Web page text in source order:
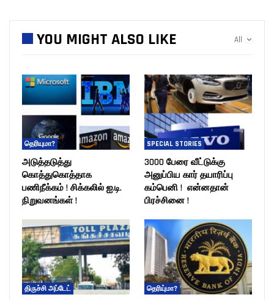
All
YOU MIGHT ALSO LIKE
தெரியுமா?
அடுத்தடுத்து
கொத்துகொத்தாக
பணிநீக்கம் ! சிக்கலில் ஐ.டி.
நிறுவனங்கள் !
SPECIAL STORIES
3000 பேரை வீட்டுக்கு
அனுப்பிய கார் தயாரிப்பு
கம்பெனி ! என்னதான்
பிரச்சினை !
திருச்சி அப்டேட் தெரியு்மா?